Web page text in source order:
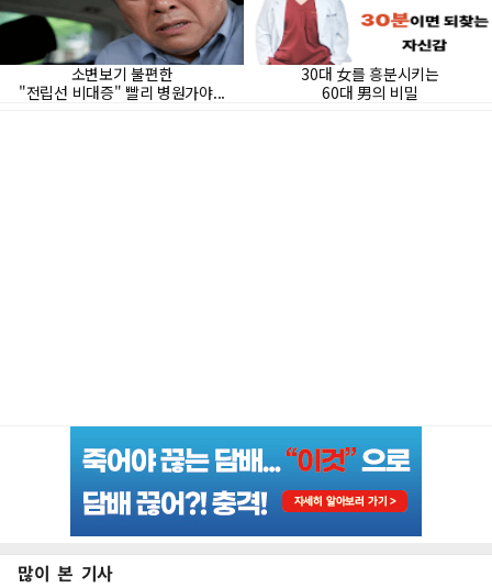
많이 본 기사